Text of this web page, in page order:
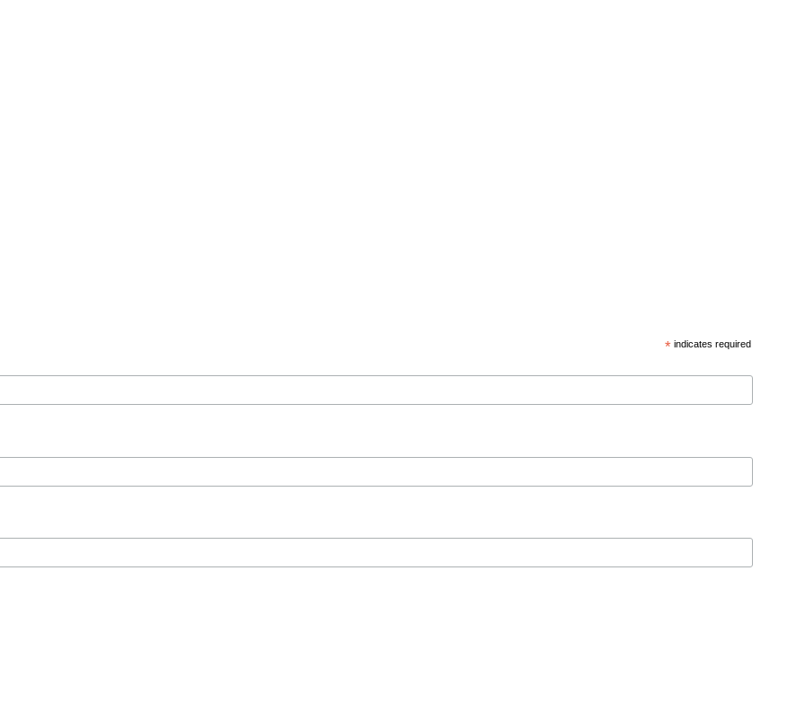
* indicates required